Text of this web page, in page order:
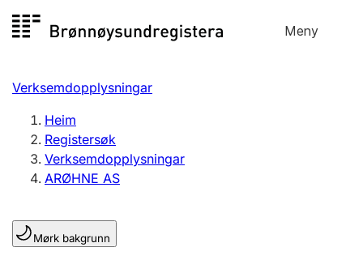
til
Meny
Registersøk
Aksjeselskap
Enkeltpersonføretak
Registrere, endre, slette
Lag og foreining
Verksemdopplysningar
Heim
Registersøk
Verksemdopplysningar
ARØHNE AS
Mørk bakgrunn